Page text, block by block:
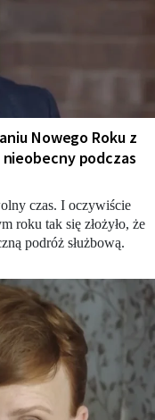
Nowego Roku z
nieobecny podczas
czas. I oczywiście
roku tak się złożyło, że
podróż służbową.